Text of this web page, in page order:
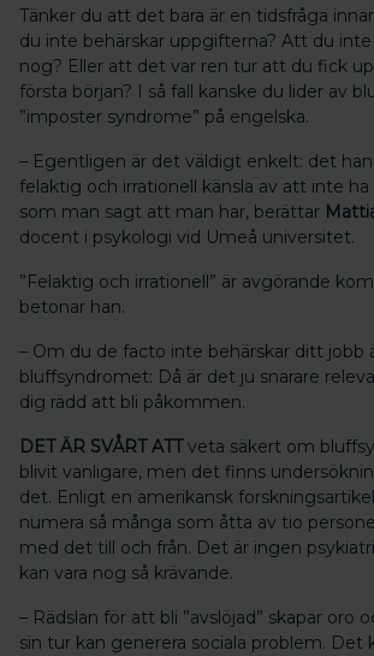
Tänker du att det bara är en tidsfråga
du inte behärskar uppgifterna? Att du
nog? Eller att det var ren tur att du fick
första början? I så fall kanske du lider av
”imposter syndrome” på engelska.
– Egentligen är det väldigt enkelt: det
felaktig och irrationell känsla av att inte
som man sagt att man har, berättar
docent i psykologi vid Umeå universitet.
”Felaktig och irrationell” är avgörande
betonar han.
– Om du de facto inte behärskar ditt jobb
bluffsyndromet: Då är det ju snarare
dig rädd att bli påkommen.
DET ÄR SVÅRT ATTveta säkert om
blivit vanligare, men det finns
det. Enligt en amerikansk
numera så många som åtta av tio
med det till och från. Det är ingen
kan vara nog så krävande.
– Rädslan för att bli ”avslöjad” skapar oro
sin tur kan generera sociala problem. Det